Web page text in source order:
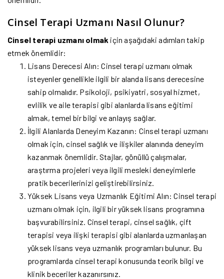
Cinsel Terapi Uzmanı Nasıl Olunur?
Cinsel terapi uzmanı olmak için aşağıdaki adımları takip
etmek önemlidir:
Lisans Derecesi Alın: Cinsel terapi uzmanı olmak
isteyenler genellikle ilgili bir alanda lisans derecesine
sahip olmalıdır. Psikoloji, psikiyatri, sosyal hizmet,
evlilik ve aile terapisi gibi alanlarda lisans eğitimi
almak, temel bir bilgi ve anlayış sağlar.
İlgili Alanlarda Deneyim Kazanın: Cinsel terapi uzmanı
olmak için, cinsel sağlık ve ilişkiler alanında deneyim
kazanmak önemlidir. Stajlar, gönüllü çalışmalar,
araştırma projeleri veya ilgili mesleki deneyimlerle
pratik becerilerinizi geliştirebilirsiniz.
Yüksek Lisans veya Uzmanlık Eğitimi Alın: Cinsel terapi
uzmanı olmak için, ilgili bir yüksek lisans programına
başvurabilirsiniz. Cinsel terapi, cinsel sağlık, çift
terapisi veya ilişki terapisi gibi alanlarda uzmanlaşan
yüksek lisans veya uzmanlık programları bulunur. Bu
programlarda cinsel terapi konusunda teorik bilgi ve
klinik beceriler kazanırsınız.